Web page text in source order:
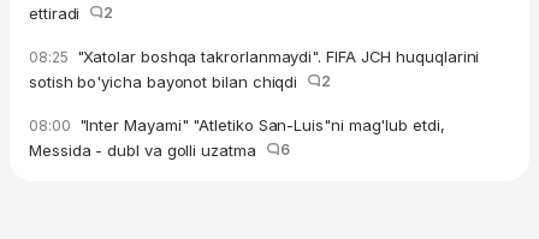
ettiradi
2
08:25 "Xatolar boshqa takrorlanmaydi". FIFA JCH huquqlarini
sotish bo'yicha bayonot bilan chiqdi
2
08:00 "Inter Mayami" "Atletiko San-Luis"ni mag'lub etdi,
Messida - dubl va golli uzatma
6